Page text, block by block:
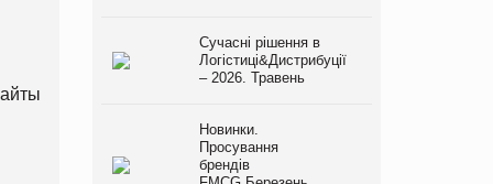
Сучасні рішення в
Логістиці&Дистрибуції
– 2026. Травень
Новинки.
Просування
брендів